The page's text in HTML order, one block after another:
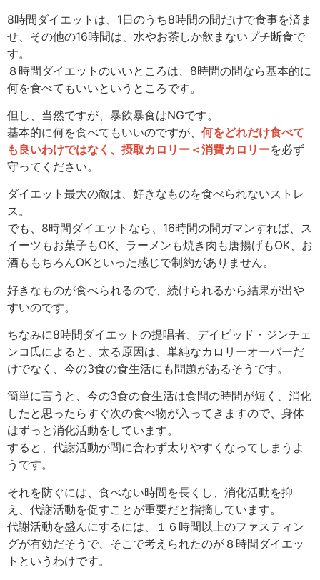
8時間ダイエットは、1日のうち8時間の間だけで食事を済ま
せ、その他の16時間は、水やお茶しか飲まないプチ断食で
す。
８時間ダイエットのいいところは、8時間の間なら基本的に
何を食べてもいいというところです。
但し、当然ですが、暴飲暴食はNGです。
基本的に何を食べてもいいのですが、 何をどれだけ食べて
も良いわけではなく、摂取カロリー＜消費カロリーを必ず
守ってください。
ダイエット最大の敵は、好きなものを食べられないストレ
ス。
でも、8時間ダイエットなら、16時間の間ガマンすれば、ス
イーツもお菓子もOK、ラーメンも焼き肉も唐揚げもOK、お
酒ももちろんOKといった感じで制約がありません。
好きなものが食べられるので、続けられるから結果が出や
すいのです。
ちなみに8時間ダイエットの提唱者、デイビッド・ジンチェ
ンコ氏によると、太る原因は、単純なカロリーオーバーだ
けでなく、今の3食の食生活にも問題があるそうです。
簡単に言うと、今の3食の食生活は食間の時間が短く、消化
したと思ったらすぐ次の食べ物が入ってきますので、身体
はずっと消化活動をしています。
すると、代謝活動が間に合わず太りやすくなってしまうよ
うです。
それを防ぐには、食べない時間を長くし、消化活動を抑
え、代謝活動を促すことが重要だと指摘しています。
代謝活動を盛んにするには、１６時間以上のファスティン
グが有効だそうで、そこで考えられたのが８時間ダイエッ
トというわけです。